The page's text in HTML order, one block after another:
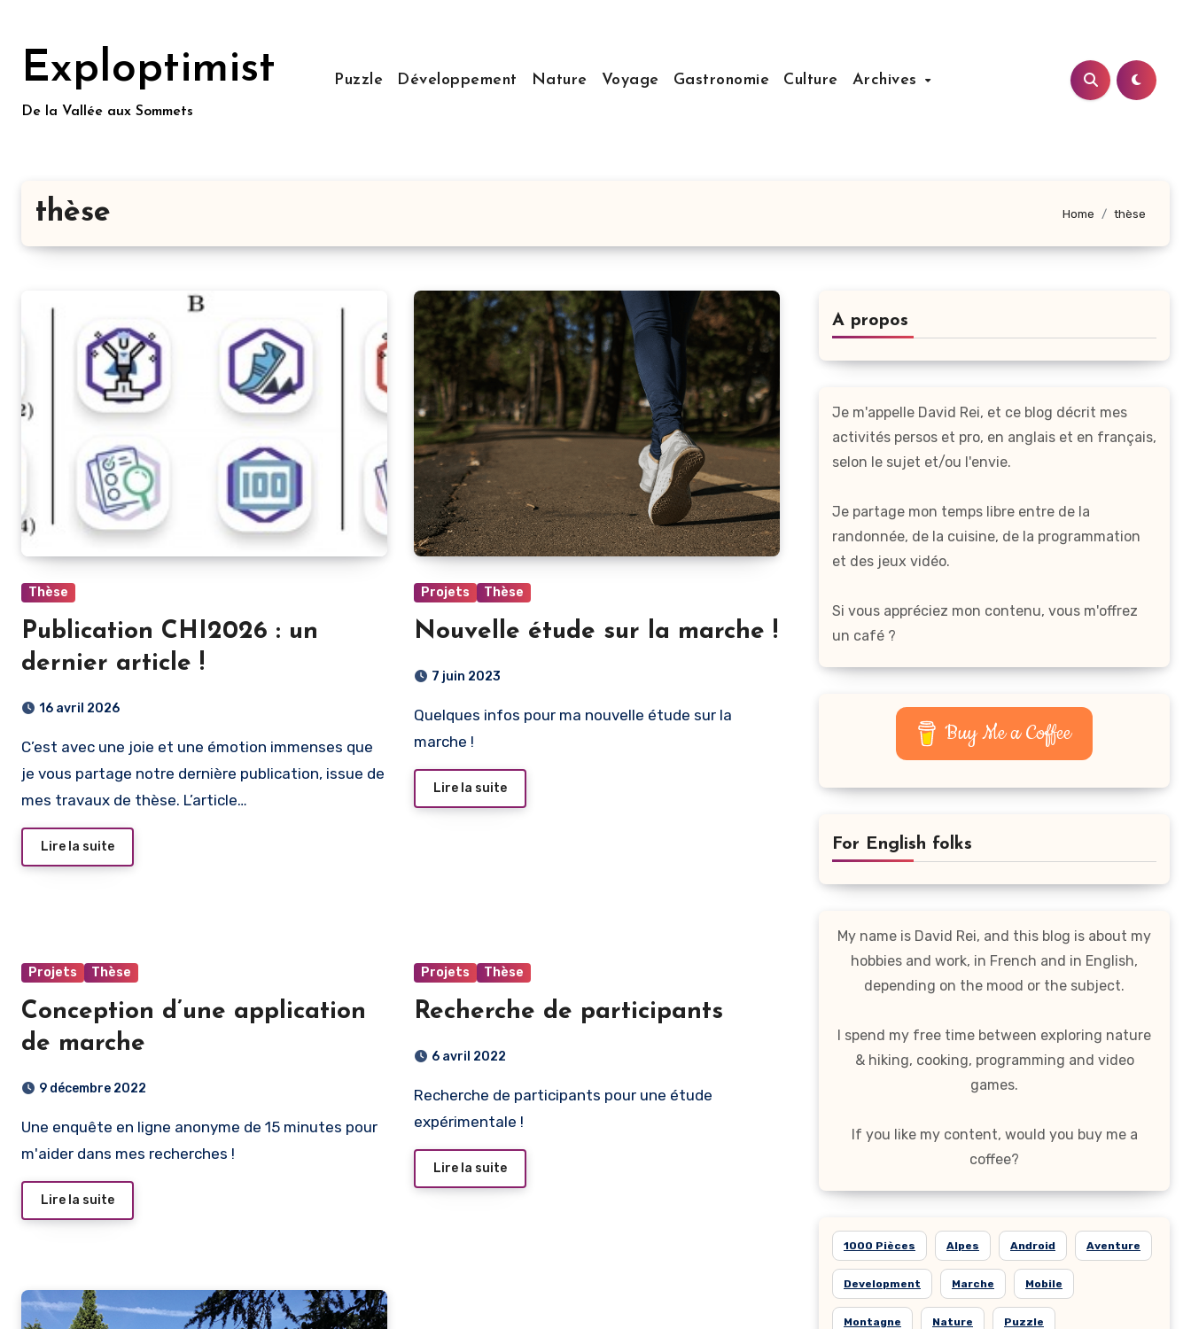
contenu
principalExploptimist
De la Vallée aux Sommets
Puzzle Développement Nature Voyage Gastronomie Culture Archives
thèse Home thèse
Thèse
Publication CHI2026 : un
dernier article !
16 avril 2026
C’est avec une joie et une émotion immenses que
je vous partage notre dernière publication, issue de
mes travaux de thèse. L’article…
Lire la suite
Projets Thèse
Nouvelle étude sur la marche !
7 juin 2023
Quelques infos pour ma nouvelle étude sur la
marche !
Lire la suite
Projets Thèse
Conception d’une application
de marche
9 décembre 2022
Une enquête en ligne anonyme de 15 minutes pour
m'aider dans mes recherches !
Lire la suite
Projets Thèse
Recherche de participants
6 avril 2022
Recherche de participants pour une étude
expérimentale !
Lire la suite
A propos
Je m'appelle David Rei, et ce blog décrit mes
activités persos et pro, en anglais et en français,
selon le sujet et/ou l'envie.
Je partage mon temps libre entre de la
randonnée, de la cuisine, de la programmation
et des jeux vidéo.
Si vous appréciez mon contenu, vous m'offrez
un café ?
Buy Me a Coffee
For English folks
My name is David Rei, and this blog is about my
hobbies and work, in French and in English,
depending on the mood or the subject.
I spend my free time between exploring nature
& hiking, cooking, programming and video
games.
If you like my content, would you buy me a
coffee?
1000 Pièces Alpes Android Aventure
Development Marche Mobile
Montagne Nature Puzzle